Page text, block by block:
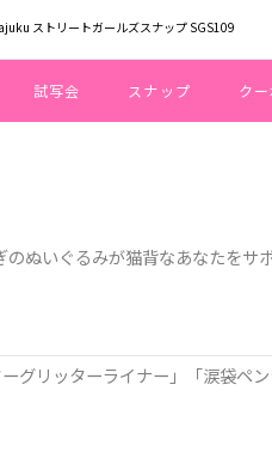
ストリートガールズスナップ SGS109
試写会 スナップ ク
ぬいぐるみが猫背なあなたをサ
グリッターライナー」「涙袋ペ